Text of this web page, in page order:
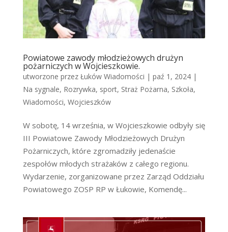
Powiatowe zawody młodzieżowych drużyn
pożarniczych w Wojcieszkowie.
utworzone przez Łuków Wiadomości | paź 1, 2024|
Na sygnale, Rozrywka, sport, Straż Pożarna, Szkoła,
Wiadomości, Wojcieszków
W sobotę, 14 września, w Wojcieszkowie odbyły się
III Powiatowe Zawody Młodzieżowych Drużyn
Pożarniczych, które zgromadziły jedenaście
zespołów młodych strażaków z całego regionu.
Wydarzenie, zorganizowane przez Zarząd Oddziału
Powiatowego ZOSP RP w Łukowie, Komendę...